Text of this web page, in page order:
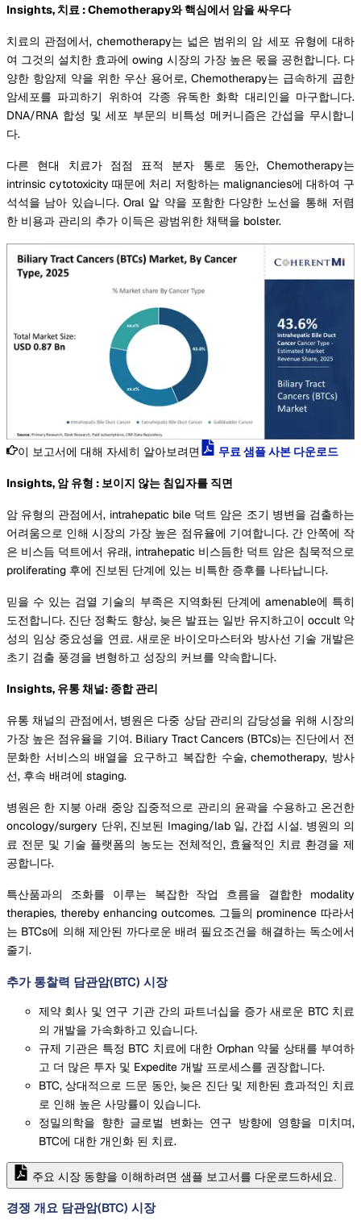
Insights, 치료 : Chemotherapy와 핵심에서 암을 싸우다
치료의 관점에서, chemotherapy는 넓은 범위의 암 세포 유형에 대하
여 그것의 설치한 효과에 owing 시장의 가장 높은 몫을 공헌합니다. 다
양한 항암제 약을 위한 우산 용어로, Chemotherapy는 급속하게 곱한
암세포를 파괴하기 위하여 각종 유독한 화학 대리인을 마구합니다.
DNA/RNA 합성 및 세포 부문의 비특성 메커니즘은 간섭을 무시합니
다.
다른 현대 치료가 점점 표적 분자 통로 동안, Chemotherapy는
intrinsic cytotoxicity 때문에 처리 저항하는 malignancies에 대하여 구
석석을 남아 있습니다. Oral 알 약을 포함한 다양한 노선을 통해 저렴
한 비용과 관리의 추가 이득은 광범위한 채택을 bolster.
이 보고서에 대해 자세히 알아보려면 무료 샘플 사본 다운로드
Insights, 암 유형 : 보이지 않는 침입자를 직면
암 유형의 관점에서, intrahepatic bile 덕트 암은 조기 병변을 검출하는
어려움으로 인해 시장의 가장 높은 점유율에 기여합니다. 간 안쪽에 작
은 비스듬 덕트에서 유래, intrahepatic 비스듬한 덕트 암은 침묵적으로
proliferating 후에 진보된 단계에 있는 비특한 증후를 나타납니다.
믿을 수 있는 검열 기술의 부족은 지역화된 단계에 amenable에 특히
도전합니다. 진단 정확도 향상, 늦은 발표는 일반 유지하고이 occult 악
성의 임상 중요성을 연료. 새로운 바이오마스터와 방사선 기술 개발은
초기 검출 풍경을 변형하고 성장의 커브를 약속합니다.
Insights, 유통 채널: 종합 관리
유통 채널의 관점에서, 병원은 다중 상담 관리의 감당성을 위해 시장의
가장 높은 점유율을 기여. Biliary Tract Cancers (BTCs)는 진단에서 전
문화한 서비스의 배열을 요구하고 복잡한 수술, chemotherapy, 방사
선, 후속 배려에 staging.
병원은 한 지붕 아래 중앙 집중적으로 관리의 윤곽을 수용하고 온건한
oncology/surgery 단위, 진보된 Imaging/lab 일, 간접 시설. 병원의 의
료 전문 및 기술 플랫폼의 농도는 전체적인, 효율적인 치료 환경을 제
공합니다.
특산품과의 조화를 이루는 복잡한 작업 흐름을 결합한 modality
therapies, thereby enhancing outcomes. 그들의 prominence 따라서
는 BTCs에 의해 제안된 까다로운 배려 필요조건을 해결하는 독소에서
줄기.
추가 통찰력 담관암(BTC) 시장
제약 회사 및 연구 기관 간의 파트너십을 증가 새로운 BTC 치료
의 개발을 가속화하고 있습니다.
규제 기관은 특정 BTC 치료에 대한 Orphan 약물 상태를 부여하
고 더 많은 투자 및 Expedite 개발 프로세스를 권장합니다.
BTC, 상대적으로 드문 동안, 늦은 진단 및 제한된 효과적인 치료
로 인해 높은 사망률이 있습니다.
정밀의학을 향한 글로벌 변화는 연구 방향에 영향을 미치며,
BTC에 대한 개인화 된 치료.
주요 시장 동향을 이해하려면 샘플 보고서를 다운로드하세요.
경쟁 개요 담관암(BTC) 시장